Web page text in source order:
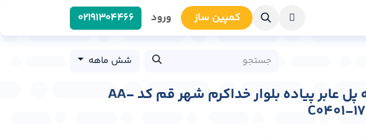
کمپین سا​​ز ورود 0219​1304466
شش ماهه
عرشه پل عابر پیاده بلوار خداکرم شهر قم کد AA-
C0401-